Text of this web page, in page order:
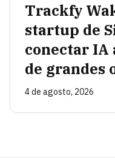
Trackfy
startup de
conectar IA
de grandes
4 de agosto, 2026